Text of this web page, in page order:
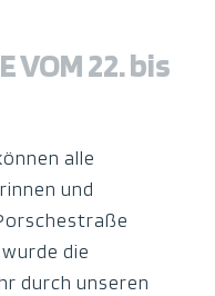
VOM 22. bis
alle
und
die
durch unseren